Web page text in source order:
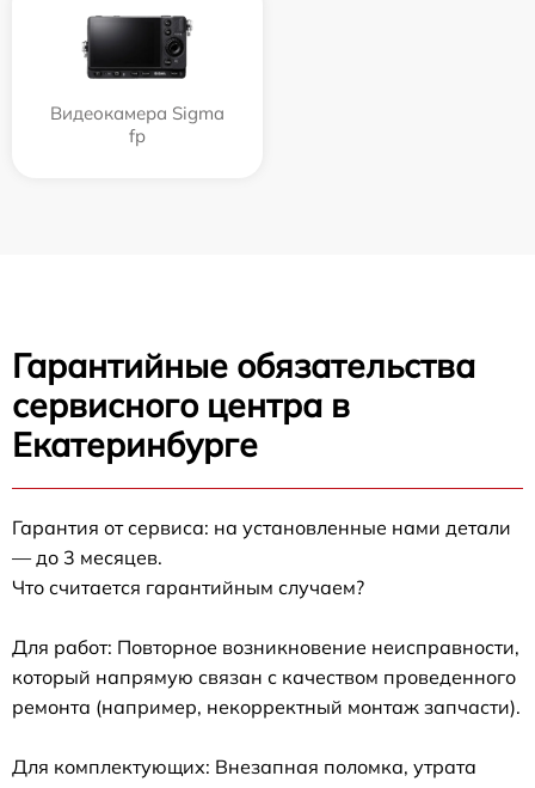
Видеокамера Sigma
fp
Гарантийные обязательства
сервисного центра в
Екатеринбурге
Гарантия от сервиса: на установленные нами детали
— до 3 месяцев.
Что считается гарантийным случаем?
Для работ: Повторное возникновение неисправности,
который напрямую связан с качеством проведенного
ремонта (например, некорректный монтаж запчасти).
Для комплектующих: Внезапная поломка, утрата